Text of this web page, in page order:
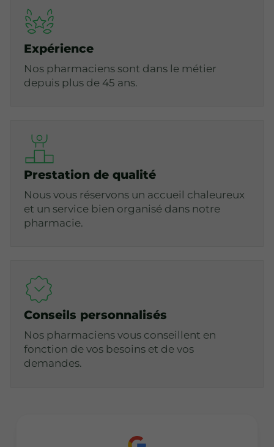
Expérience
Nos pharmaciens sont dans le métier
depuis plus de 45 ans.
Prestation de qualité
Nous vous réservons un accueil chaleureux
et un service bien organisé dans notre
pharmacie.
Conseils personnalisés
Nos pharmaciens vous conseillent en
fonction de vos besoins et de vos
demandes.